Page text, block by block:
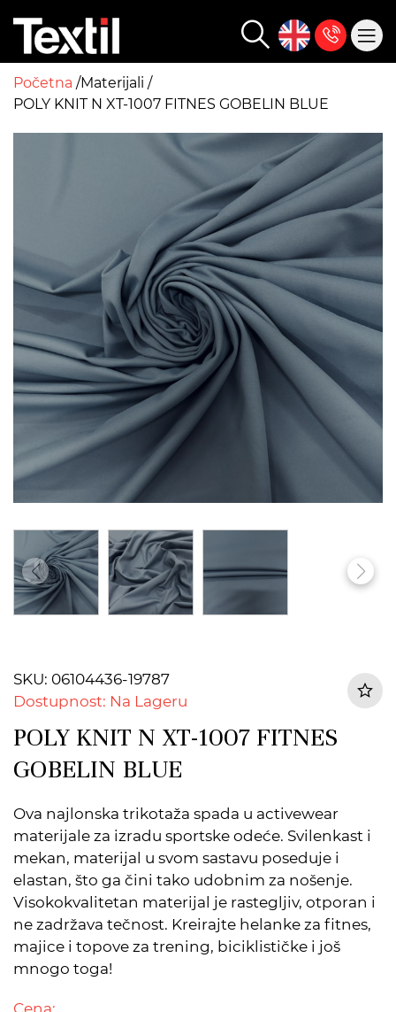
Početna Materijali
POLY KNIT N XT-1007 FITNES GOBELIN BLUE
SKU: 06104436-19787
Dostupnost: Na Lageru
POLY KNIT N XT-1007 FITNES
GOBELIN BLUE
Ova najlonska trikotaža spada u activewear
materijale za izradu sportske odeće. Svilenkast i
mekan, materijal u svom sastavu poseduje i
elastan, što ga čini tako udobnim za nošenje.
Visokokvalitetan materijal je rastegljiv, otporan i
ne zadržava tečnost. Kreirajte helanke za fitnes,
majice i topove za trening, biciklističke i još
mnogo toga!
Cena: